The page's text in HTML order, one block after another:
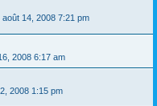
août 14, 2008 7:21 pm
2008 6:17 am
2008 1:15 pm